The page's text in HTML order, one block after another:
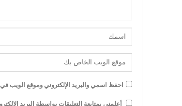
احفظ اسمي والبريد الإلكتروني وموقع الويب
أعلمني بمتابعة التعليقات بواسطة البريد